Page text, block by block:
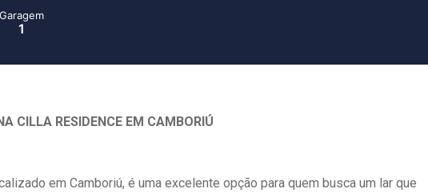
Garagem
1
CILLA RESIDENCE EM CAMBORIÚ
em Camboriú, é uma excelente opção para quem busca um lar que